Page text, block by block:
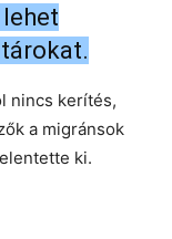
nincs kerítés,
a migránsok
ki.